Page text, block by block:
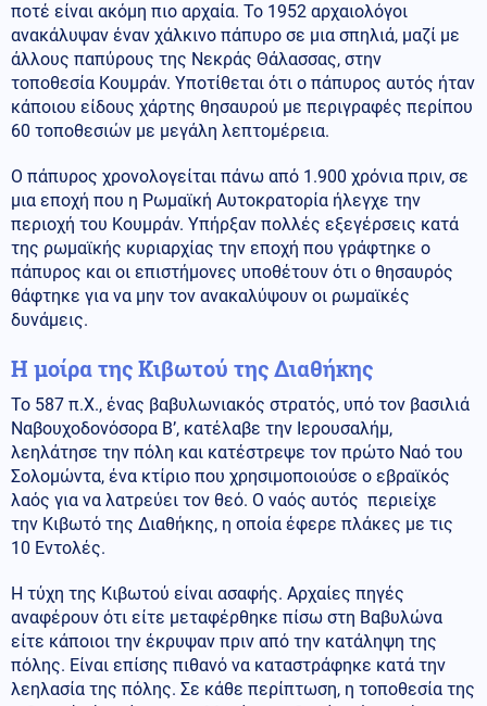
ποτέ είναι ακόμη πιο αρχαία. Το 1952 αρχαιολόγοι
ανακάλυψαν έναν χάλκινο πάπυρο σε μια σπηλιά, μαζί με
άλλους παπύρους της Νεκράς Θάλασσας, στην
τοποθεσία Κουμράν. Υποτίθεται ότι ο πάπυρος αυτός ήταν
κάποιου είδους χάρτης θησαυρού με περιγραφές περίπου
60 τοποθεσιών με μεγάλη λεπτομέρεια.
Ο πάπυρος χρονολογείται πάνω από 1.900 χρόνια πριν, σε
μια εποχή που η Ρωμαϊκή Αυτοκρατορία ήλεγχε την
περιοχή του Κουμράν. Υπήρξαν πολλές εξεγέρσεις κατά
της ρωμαϊκής κυριαρχίας την εποχή που γράφτηκε ο
πάπυρος και οι επιστήμονες υποθέτουν ότι ο θησαυρός
θάφτηκε για να μην τον ανακαλύψουν οι ρωμαϊκές
δυνάμεις.
Η μοίρα της Κιβωτού της Διαθήκης
Το 587 π.Χ., ένας βαβυλωνιακός στρατός, υπό τον βασιλιά
Ναβουχοδονόσορα Β’, κατέλαβε την Ιερουσαλήμ,
λεηλάτησε την πόλη και κατέστρεψε τον πρώτο Ναό του
Σολομώντα, ένα κτίριο που χρησιμοποιούσε ο εβραϊκός
λαός για να λατρεύει τον θεό. Ο ναός αυτός περιείχε
την Κιβωτό της Διαθήκης, η οποία έφερε πλάκες με τις
10 Εντολές.
Η τύχη της Κιβωτού είναι ασαφής. Αρχαίες πηγές
αναφέρουν ότι είτε μεταφέρθηκε πίσω στη Βαβυλώνα
είτε κάποιοι την έκρυψαν πριν από την κατάληψη της
πόλης. Είναι επίσης πιθανό να καταστράφηκε κατά την
λεηλασία της πόλης. Σε κάθε περίπτωση, η τοποθεσία της